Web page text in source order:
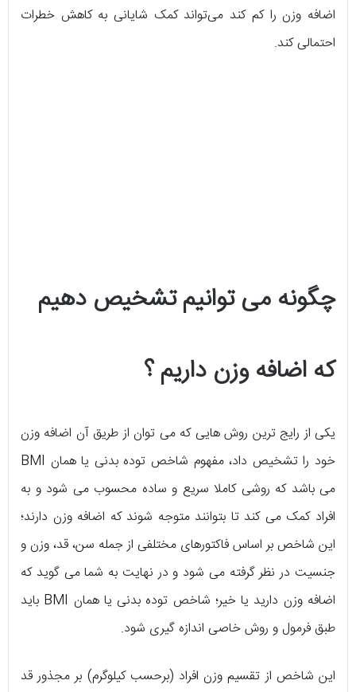
اضافه وزن را کم کند می‌تواند کمک شایانی به کاهش خطرات
احتمالی کند.
چگونه می توانیم تشخیص دهیم
که اضافه وزن داریم ؟
یکی از رایج ترین روش هایی که می توان از طریق آن اضافه وزن
خود را تشخیص داد، مفهوم شاخص توده بدنی یا همان BMI
می باشد که روشی کاملا سریع و ساده محسوب می شود و به
افراد کمک می کند تا بتوانند متوجه شوند که اضافه وزن دارند؛
این شاخص بر اساس فاکتورهای مختلفی از جمله سن، قد، وزن و
جنسیت در نظر گرفته می شود و در نهایت به شما می گوید که
اضافه وزن دارید یا خیر؛ شاخص توده بدنی یا همان BMI باید
طبق فرمول و روش خاصی اندازه گیری شود.
این شاخص از تقسیم وزن افراد (برحسب کیلوگرم) بر مجذور قد